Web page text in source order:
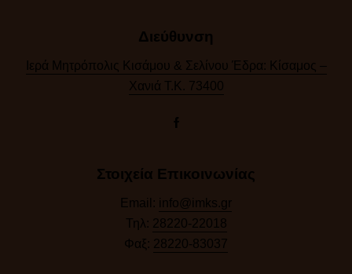
Διεύθυνση
Ιερά Μητρόπολις Κισάμου & Σελίνου Έδρα: Κίσαμος –
Χανιά Τ.Κ. 73400
Στοιχεία Επικοινωνίας
Email: info@imks.gr
Τηλ: 28220-22018
Φαξ: 28220-83037